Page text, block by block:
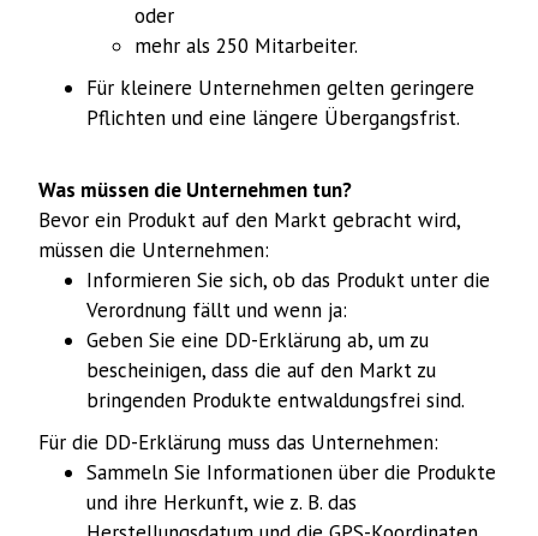
oder
mehr als 250 Mitarbeiter.
Für kleinere Unternehmen gelten geringere
Pflichten und eine längere Übergangsfrist.
Was müssen die Unternehmen tun?
Bevor ein Produkt auf den Markt gebracht wird,
müssen die Unternehmen:
Informieren Sie sich, ob das Produkt unter die
Verordnung fällt und wenn ja:
Geben Sie eine DD-Erklärung ab, um zu
bescheinigen, dass die auf den Markt zu
bringenden Produkte entwaldungsfrei sind.
Für die DD-Erklärung muss das Unternehmen:
Sammeln Sie Informationen über die Produkte
und ihre Herkunft, wie z. B. das